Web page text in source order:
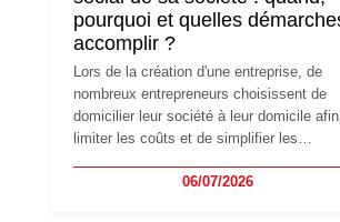
pourquoi et quelles
accomplir ?
Lors de la création d'une entreprise, de
nombreux entrepreneurs choisissent de
domicilier leur société à leur domicile
limiter les coûts et de simplifier les
l'activité, cette solution peut rapidement
06/07/2026